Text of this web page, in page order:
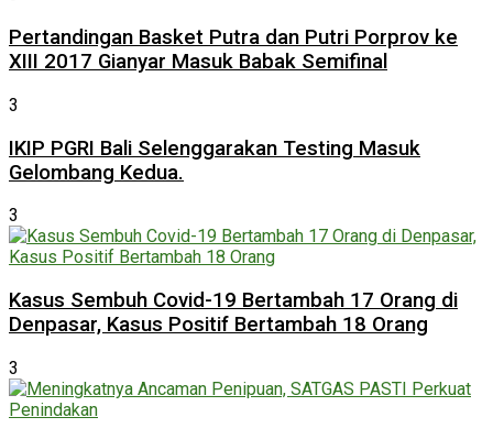
Pertandingan Basket Putra dan Putri Porprov ke
XIII 2017 Gianyar Masuk Babak Semifinal
3
IKIP PGRI Bali Selenggarakan Testing Masuk
Gelombang Kedua.
3
Kasus Sembuh Covid-19 Bertambah 17 Orang di
Denpasar, Kasus Positif Bertambah 18 Orang
3